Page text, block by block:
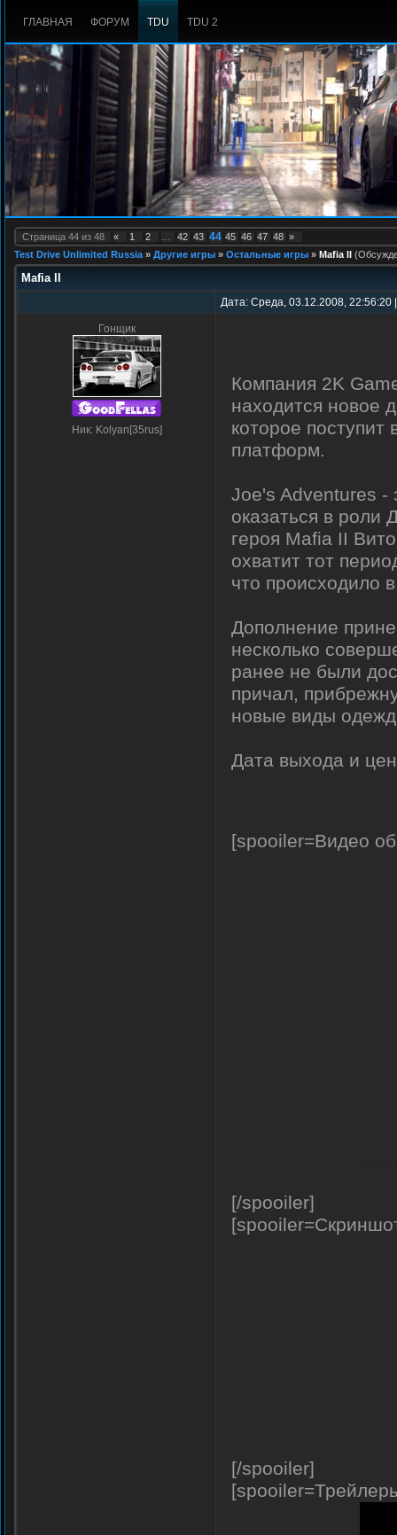
ГЛАВНАЯ ФОРУМ TDU TDU 2
Страница 44 из 48 « 1 2 42 43 44 45 46 47 48 »
Test Drive Unlimited Russia » Другие игры » Остальные игры » Mafia II
Mafia II
Дата: Среда, 03.12.2008,
Гонщик
Ник: Kolyan[35rus]
Компания 2K
находится новое
которое
платформ.
Joe's Adventures -
оказаться в роли
героя Mafia II
охватит тот
что происходило
Дополнение
несколько
ранее не были
причал,
новые виды
Дата выхода и
[spooiler=Видео
[/spooiler]
[/spooiler]